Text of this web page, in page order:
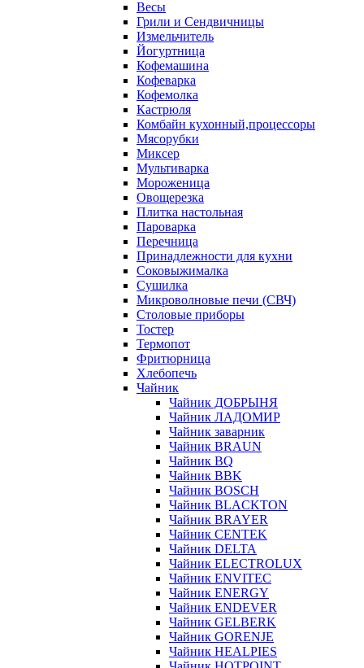
Весы
Грили и Сендвичницы
Измельчитель
Йогуртница
Кофемашина
Кофеварка
Кофемолка
Кастрюля
Комбайн кухонный,процессоры
Мясорубки
Миксер
Мультиварка
Мороженица
Овощерезка
Плитка настольная
Пароварка
Перечница
Принадлежности для кухни
Соковыжималка
Сушилка
Микроволновые печи (СВЧ)
Столовые приборы
Тостер
Термопот
Фритюрница
Хлебопечь
Чайник
Чайник ДОБРЫНЯ
Чайник ЛАДОМИР
Чайник заварник
Чайник BRAUN
Чайник BQ
Чайник BBK
Чайник BOSCH
Чайник BLACKTON
Чайник BRAYER
Чайник CENTEK
Чайник DELTA
Чайник ELECTROLUX
Чайник ENVITEC
Чайник ENERGY
Чайник ENDEVER
Чайник GELBERK
Чайник GORENJE
Чайник HEALPIES